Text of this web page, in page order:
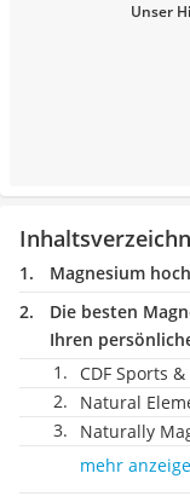
Unser
Magnesium
Die besten
Ihren
CDF Sports
Natural
Naturally
mehr